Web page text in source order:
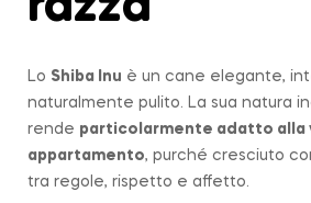
Lo Shiba Inu è un cane elegante,
naturalmente pulito. La sua natura
rende particolarmente adatto alla
appartamento, purché cresciuto
tra regole, rispetto e affetto.